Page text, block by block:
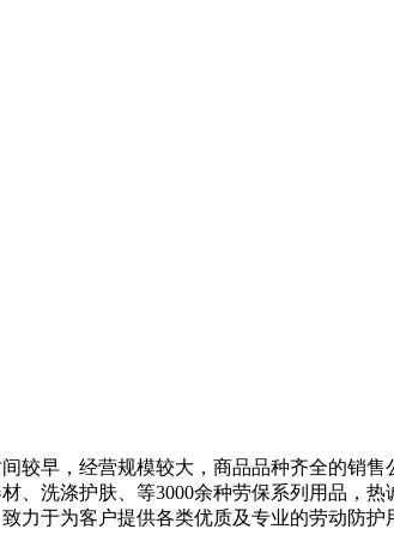
早，经营规模较大，商品品种齐全的销
洗涤护肤、等3000余种劳保系列用品，
于为客户提供各类优质及专业的劳动防